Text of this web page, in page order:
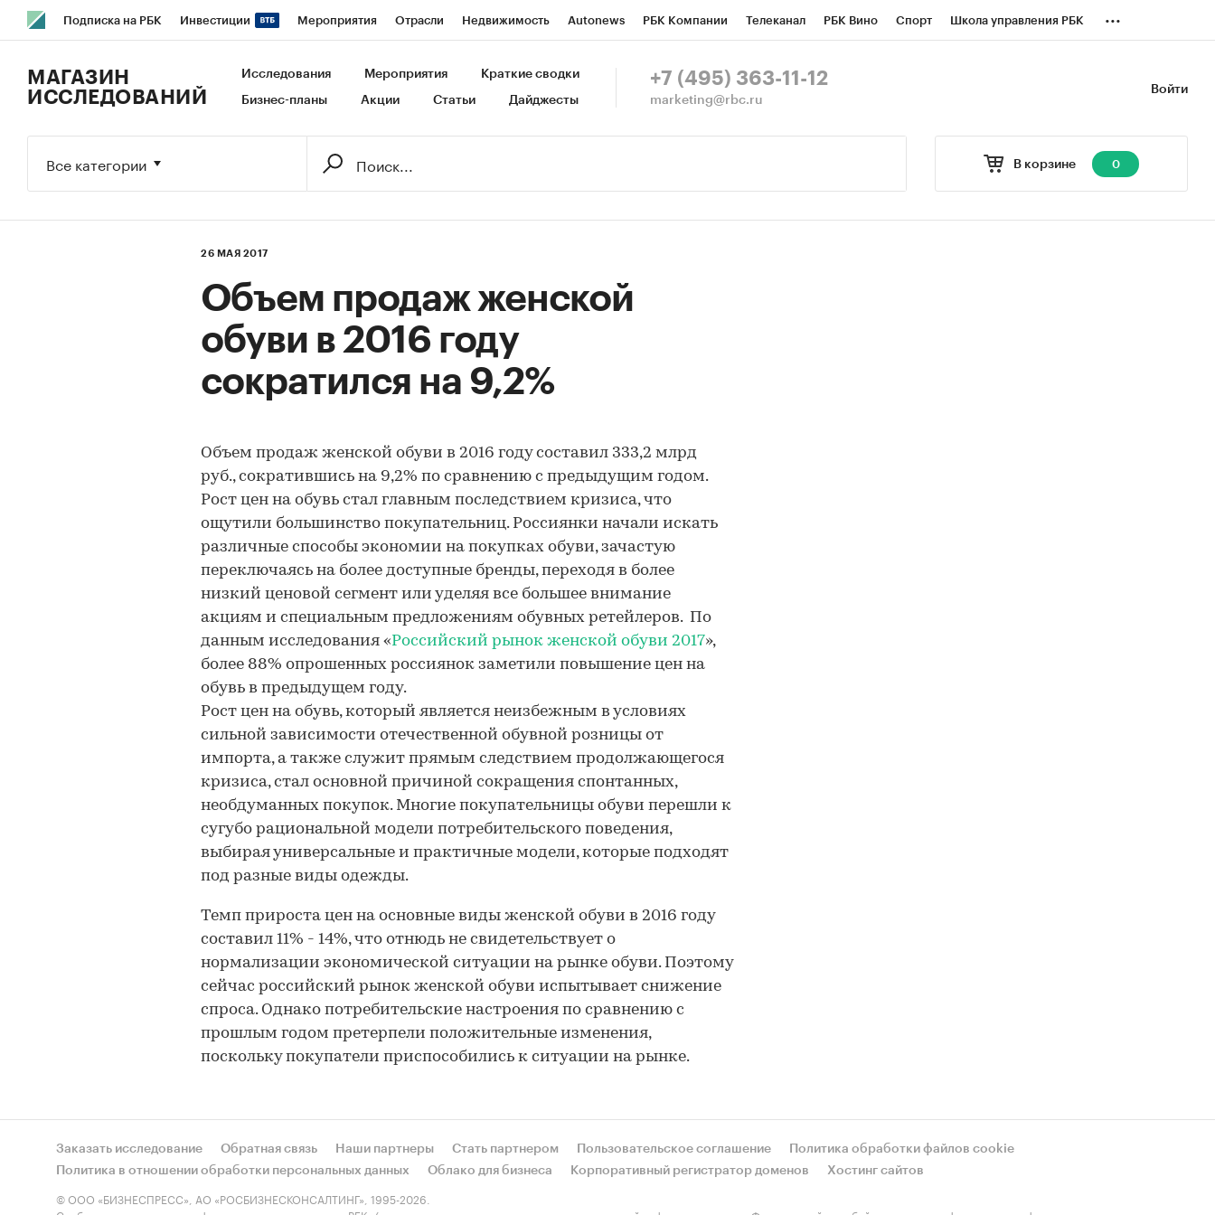
Подписка на РБК Инвестиции Мероприятия Отрасли Недвижимость Autonews РБК Компании Телеканал РБК Вино Спорт Школа управления РБК
Исследования Кредитные рейтинги Франшизы Газета Спецпроекты СПб Конференции СПб Спецпроекты
...
Войти
МАГАЗИН
ИССЛЕДОВАНИЙ
Исследования Мероприятия Краткие сводки
Бизнес-планы Акции Статьи Дайджесты
+7 (495) 363-11-12
marketing@rbc.ru
В корзине 0
Все категории
26 МАЯ 2017
Объем продаж женской
обуви в 2016 году
сократился на 9,2%
Объем продаж женской обуви в 2016 году составил 333,2 млрд
руб., сократившись на 9,2% по сравнению с предыдущим годом.
Рост цен на обувь стал главным последствием кризиса, что
ощутили большинство покупательниц. Россиянки начали искать
различные способы экономии на покупках обуви, зачастую
переключаясь на более доступные бренды, переходя в более
низкий ценовой сегмент или уделяя все большее внимание
акциям и специальным предложениям обувных ретейлеров. По
данным исследования «Российский рынок женской обуви 2017»,
более 88% опрошенных россиянок заметили повышение цен на
обувь в предыдущем году.
Рост цен на обувь, который является неизбежным в условиях
сильной зависимости отечественной обувной розницы от
импорта, а также служит прямым следствием продолжающегося
кризиса, стал основной причиной сокращения спонтанных,
необдуманных покупок. Многие покупательницы обуви перешли к
сугубо рациональной модели потребительского поведения,
выбирая универсальные и практичные модели, которые подходят
под разные виды одежды.
Темп прироста цен на основные виды женской обуви в 2016 году
составил 11% - 14%, что отнюдь не свидетельствует о
нормализации экономической ситуации на рынке обуви. Поэтому
сейчас российский рынок женской обуви испытывает снижение
спроса. Однако потребительские настроения по сравнению с
прошлым годом претерпели положительные изменения,
поскольку покупатели приспособились к ситуации на рынке.
Заказать исследование Обратная связь Наши партнеры Стать партнером Пользовательское соглашение
Политика обработки файлов cookie
Политика в отношении обработки персональных данных
Облако для бизнеса Корпоративный регистратор доменов Хостинг сайтов
© ООО «БИЗНЕСПРЕСС», АО «РОСБИЗНЕСКОНСАЛТИНГ», 1995-2026.